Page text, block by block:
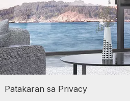
Patakaran sa Privacy